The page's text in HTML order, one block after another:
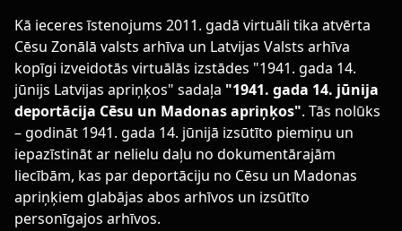
Kā ieceres īstenojums 2011. gadā virtuāli tika atvērta
Cēsu Zonālā valsts arhīva un Latvijas Valsts arhīva
kopīgi izveidotās virtuālās izstādes "1941. gada 14.
jūnijs Latvijas apriņķos" sadaļa "1941. gada 14. jūnija
deportācija Cēsu un Madonas apriņķos". Tās nolūks
– godināt 1941. gada 14. jūnijā izsūtīto piemiņu un
iepazīstināt ar nelielu daļu no dokumentārajām
liecībām, kas par deportāciju no Cēsu un Madonas
apriņķiem glabājas abos arhīvos un izsūtīto
personīgajos arhīvos.